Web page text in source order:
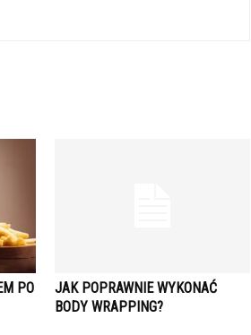
PO
JAK POPRAWNIE WYKONAĆ
BODY WRAPPING?